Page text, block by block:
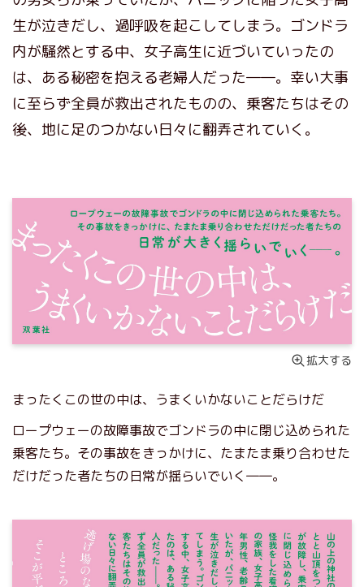
生が泣きだし、過呼吸を起こしてしまう。ゴンドラ
内が騒然とする中、女子高生に近づいていったの
は、ある秘密を抱える老婦人だった――。幸い大事
に至らず全員が救出されたものの、乗客たちはその
後、地に足のつかない日々に翻弄されていく。
拡大する
まったくこの世の中は、うまくいかないことだらけだ
ロープウェーの故障事故でゴンドラの中に閉じ込められた
乗客たち。その事故をきっかけに、たまたま乗り合わせた
だけだった者たちの日常が揺らいでいく――。